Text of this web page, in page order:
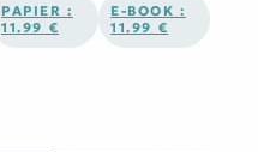
PAPIER :
11.99 €
E-BOOK :
11.99 €